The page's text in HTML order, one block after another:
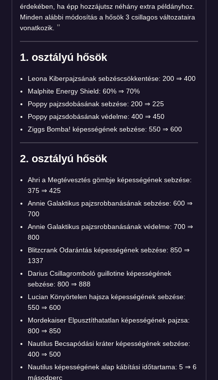
érdekében, ha épp hozzájutsz néhány extra példányhoz.
Minden alábbi módosítás a hősök 3 csillagos változataira
vonatkozik.
1. osztályú hősök
Leona Kiberpajzsának sebzéscsökkentése: 200 ⇒ 400
Malphite Energy Shield: 60% ⇒ 70%
Poppy pajzsdobásának sebzése: 200 ⇒ 225
Poppy pajzsdobásának védelme: 400 ⇒ 450
Ziggs Bomba! képességének sebzése: 550 ⇒ 600
2. osztályú hősök
Ahri a Megtévesztés gömbje képességének sebzése:
375 ⇒ 425
Annie Galaktikus pajzsrobbanásának sebzése: 600 ⇒
700
Annie Galaktikus pajzsrobbanásának védelme: 700 ⇒
800
Blitzcrank Odarántás képességének sebzése: 850 ⇒
1337
Darius Csillagromboló guillotine képességének
sebzése: 800 ⇒ 888
Lucian Könyörtelen hajsza képességének sebzése:
550 ⇒ 600
Mordekaiser Elpusztíthatatlan képességének pajzsa:
800 ⇒ 850
Nautilus Becsapódási kráter képességének sebzése:
400 ⇒ 500
Nautilus képességének alap kábítási időtartama: 5 ⇒ 6
másodperc